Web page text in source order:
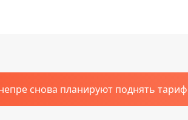
снова планируют поднять тариф